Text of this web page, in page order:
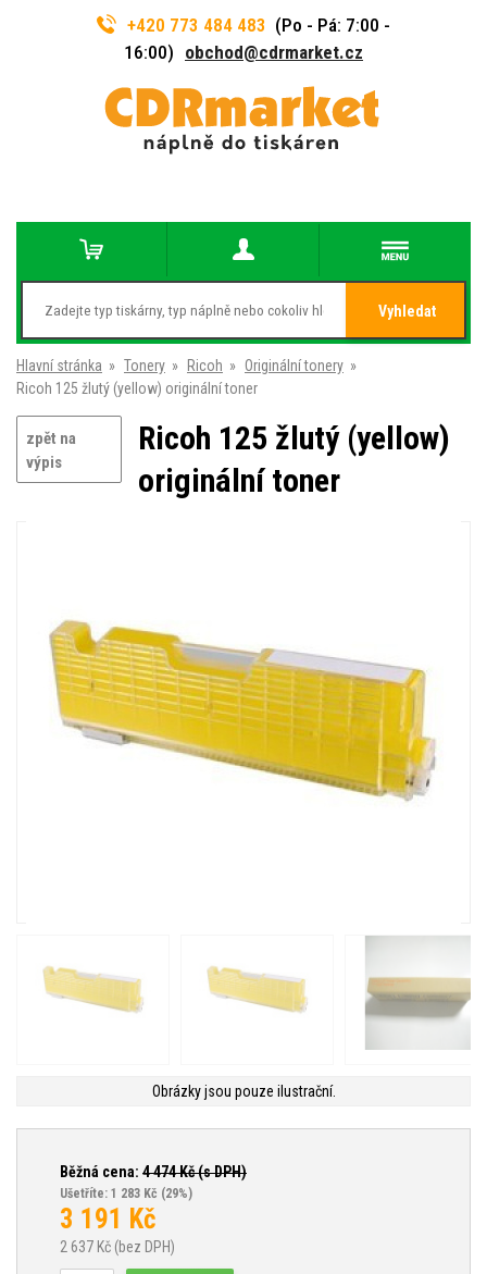
+420 773 484 483 (Po - Pá: 7:00 -
16:00) obchod@cdrmarket.cz
Vyhledat
Hlavní stránka » Tonery » Ricoh » Originální tonery »
Ricoh 125 žlutý (yellow) originální toner
zpět na
výpis
Ricoh 125 žlutý (yellow)
originální toner
Obrázky jsou pouze ilustrační.
Běžná cena: 4 474Kč (s DPH)
Ušetříte: 1 283 Kč (29%)
3 191 Kč
2 637 Kč (bez DPH)